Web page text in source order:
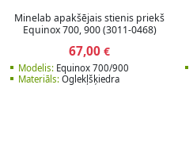
Minelab apakšējais stienis priekš
Equinox 700, 900 (3011-0468)
67,00 €
Modelis:Equinox 700/900
Materiāls:Oglekļšķiedra